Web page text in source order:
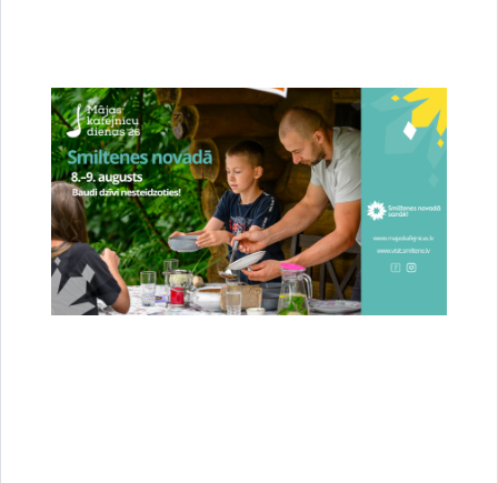
Stājies spēkā jaunais novada teritorijas
plānojums – Smiltene ieguvusi jaunas pilsētas
robežas